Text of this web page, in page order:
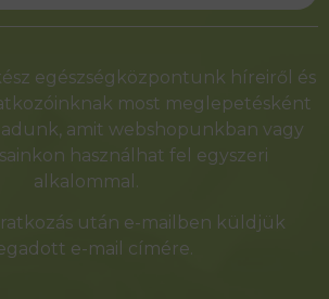
egészségközpontunk híreiről és
most meglepetésként
amit webshopunkban vagy
használhat fel egyszeri
alkalommal.
után e-mailben küldjük
e-mail címére.